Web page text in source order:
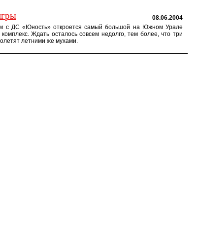
08.06.2004
с ДС «Юность» откроется самый большой на Южном Урале
Ждать осталось совсем недолго, тем более, что три
летними же мухами.